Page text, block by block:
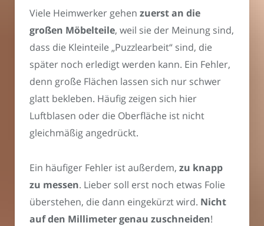
Viele Heimwerker gehen zuerst an die
großen Möbelteile, weil sie der Meinung sind,
dass die Kleinteile „Puzzlearbeit“ sind, die
später noch erledigt werden kann. Ein Fehler,
denn große Flächen lassen sich nur schwer
glatt bekleben. Häufig zeigen sich hier
Luftblasen oder die Oberfläche ist nicht
gleichmäßig angedrückt.
Ein häufiger Fehler ist außerdem, zu knapp
zu messen. Lieber soll erst noch etwas Folie
überstehen, die dann eingekürzt wird. Nicht
auf den Millimeter genau zuschneiden!